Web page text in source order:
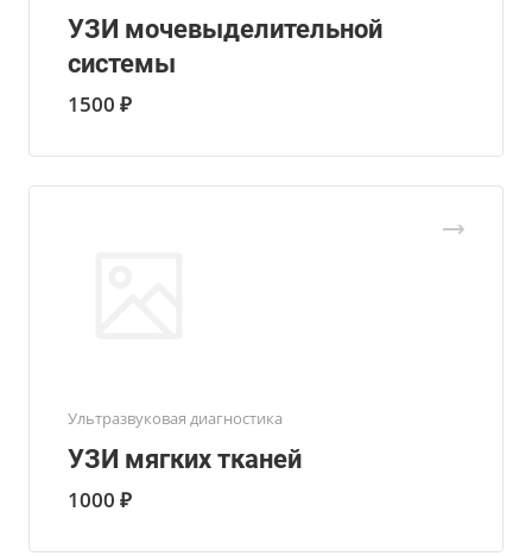
УЗИ мочевыделительной
системы
1500 ₽
Ультразвуковая диагностика
УЗИ мягких тканей
1000 ₽